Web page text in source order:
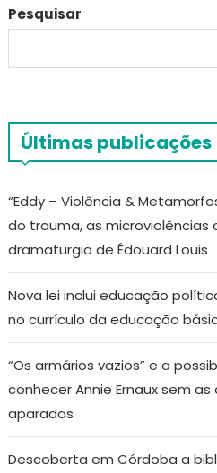
Pesquisar
Últimas publicações
“Eddy – Violência &
do trauma, as microviolências
dramaturgia de Édouard Louis
Nova lei inclui educação
no currículo da educação
“Os armários vazios” e a
conhecer Annie Ernaux sem
aparadas
Descoberta em Córdoba a